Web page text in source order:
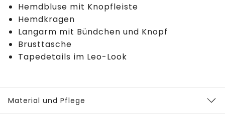
Hemdbluse mit Knopfleiste
Hemdkragen
Langarm mit Bündchen und Knopf
Brusttasche
Tapedetails im Leo-Look
Material und Pflege